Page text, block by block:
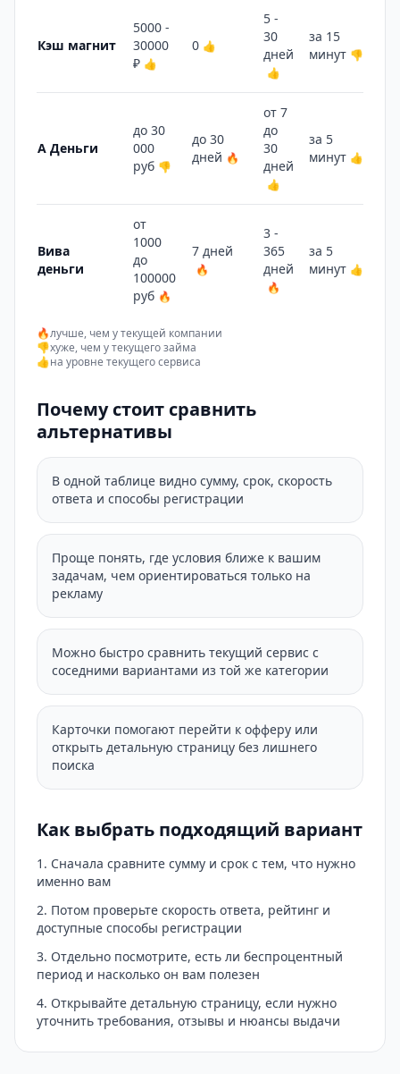
Кэш магнит
5000 -
30000
₽ 👍
0 👍
5 -
30
дней
👍
за 15
минут 👎
А Деньги
до 30
000
руб 👎
до 30
дней 🔥
от 7
до
30
дней
👍
за 5
минут 👍
Вива
деньги
от
1000
до
100000
руб 🔥
7 дней
🔥
3 -
365
дней
🔥
за 5
минут 👍
🔥лучше, чем у текущей компании
👎хуже, чем у текущего займа
👍на уровне текущего сервиса
Почему стоит сравнить
альтернативы
В одной таблице видно сумму, срок, скорость
ответа и способы регистрации
Проще понять, где условия ближе к вашим
задачам, чем ориентироваться только на
рекламу
Можно быстро сравнить текущий сервис с
соседними вариантами из той же категории
Карточки помогают перейти к офферу или
открыть детальную страницу без лишнего
поиска
Как выбрать подходящий вариант
Сначала сравните сумму и срок с тем, что нужно
именно вам
Потом проверьте скорость ответа, рейтинг и
доступные способы регистрации
Отдельно посмотрите, есть ли беспроцентный
период и насколько он вам полезен
Открывайте детальную страницу, если нужно
уточнить требования, отзывы и нюансы выдачи